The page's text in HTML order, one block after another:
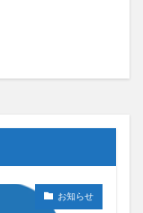
お知らせ